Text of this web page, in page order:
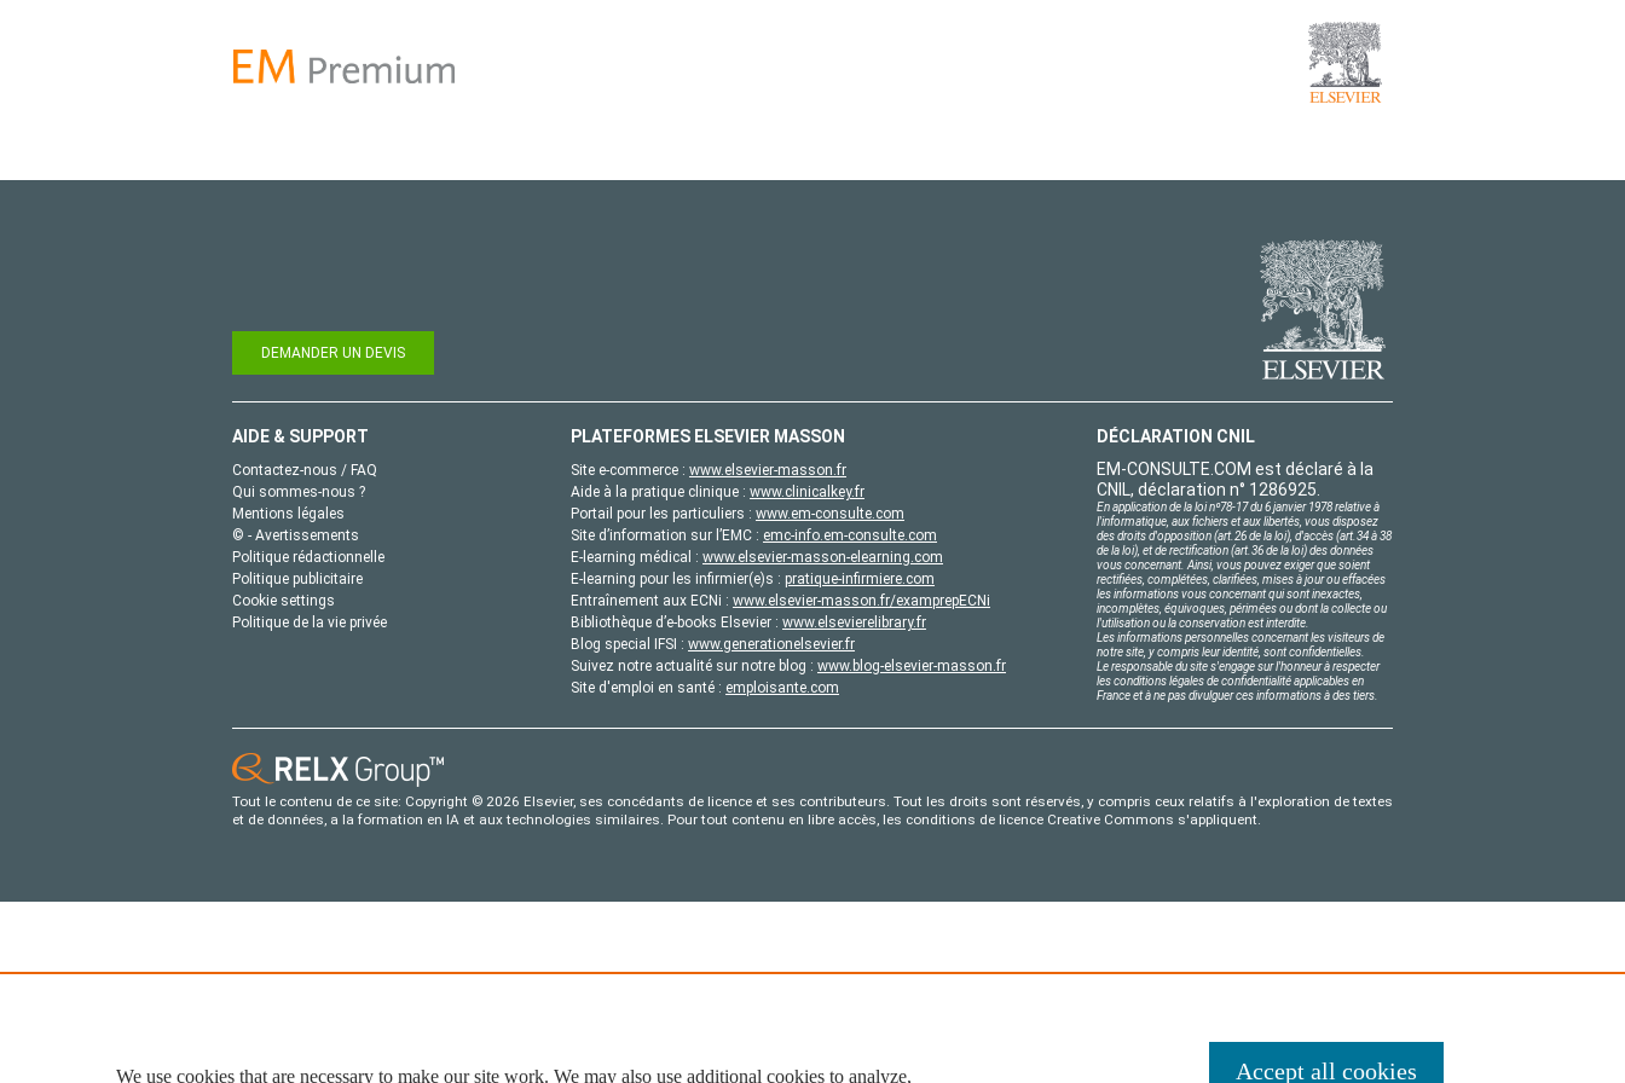
DEMANDER UN DEVIS
AIDE & SUPPORT
Contactez-nous / FAQ
Qui sommes-nous ?
Mentions légales
© - Avertissements
Politique rédactionnelle
Politique publicitaire
Cookie settings
Politique de la vie privée
PLATEFORMES ELSEVIER MASSON
Site e-commerce : www.elsevier-masson.fr
Aide à la pratique clinique : www.clinicalkey.fr
Portail pour les particuliers : www.em-consulte.com
Site d’information sur l’EMC : emc-info.em-consulte.com
E-learning médical : www.elsevier-masson-elearning.com
E-learning pour les infirmier(e)s : pratique-infirmiere.com
Entraînement aux ECNi : www.elsevier-masson.fr/examprepECNi
Bibliothèque d’e-books Elsevier : www.elsevierelibrary.fr
Blog special IFSI : www.generationelsevier.fr
Suivez notre actualité sur notre blog : www.blog-elsevier-masson.fr
Site d'emploi en santé : emploisante.com
DÉCLARATION CNIL
EM-CONSULTE.COM est déclaré à la
CNIL, déclaration n° 1286925.
En application de la loi nº78-17 du 6 janvier 1978 relative à
l'informatique, aux fichiers et aux libertés, vous disposez
des droits d'opposition (art.26 de la loi), d'accès (art.34 à 38
de la loi), et de rectification (art.36 de la loi) des données
vous concernant. Ainsi, vous pouvez exiger que soient
rectifiées, complétées, clarifiées, mises à jour ou effacées
les informations vous concernant qui sont inexactes,
incomplètes, équivoques, périmées ou dont la collecte ou
l'utilisation ou la conservation est interdite.
Les informations personnelles concernant les visiteurs de
notre site, y compris leur identité, sont confidentielles.
Le responsable du site s'engage sur l'honneur à respecter
les conditions légales de confidentialité applicables en
France et à ne pas divulguer ces informations à des tiers.
Tout le contenu de ce site: Copyright © 2026 Elsevier, ses concédants de licence et ses contributeurs. Tout les droits sont réservés, y compris ceux relatifs à l'exploration de textes
et de données, a la formation en IA et aux technologies similaires. Pour tout contenu en libre accès, les conditions de licence Creative Commons s'appliquent.
We use cookies that are necessary to make our site work. We may also use additional cookies to analyze, Accept all cookies